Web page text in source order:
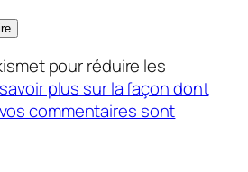
pour réduire les
plus sur la façon dont
commentaires sont